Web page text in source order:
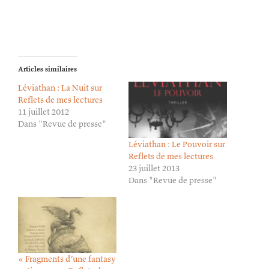
Articles similaires
Léviathan : La Nuit sur
Reflets de mes lectures
11 juillet 2012
Dans "Revue de presse"
Léviathan : Le Pouvoir sur
Reflets de mes lectures
23 juillet 2013
Dans "Revue de presse"
« Fragments d’une fantasy